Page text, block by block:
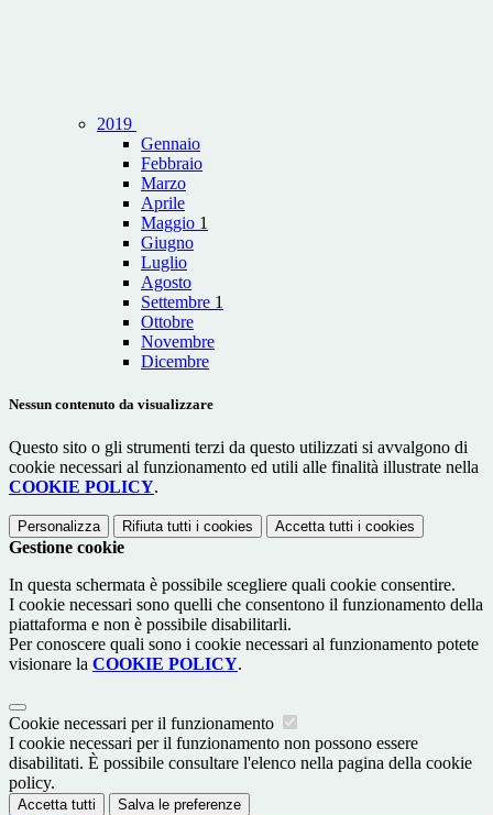
2019
Gennaio
Febbraio
Marzo
Aprile
Maggio 1
Giugno
Luglio
Agosto
Settembre 1
Ottobre
Novembre
Dicembre
Nessun contenuto da visualizzare
Questo sito o gli strumenti terzi da questo utilizzati si avvalgono di
cookie necessari al funzionamento ed utili alle finalità illustrate nella
COOKIE POLICY.
Personalizza Rifiuta tutti i cookies Accetta tutti i cookies
Gestione cookie
In questa schermata è possibile scegliere quali cookie consentire.
I cookie necessari sono quelli che consentono il funzionamento della
piattaforma e non è possibile disabilitarli.
Per conoscere quali sono i cookie necessari al funzionamento potete
visionare la COOKIE POLICY.
Cookie necessari per il funzionamento
I cookie necessari per il funzionamento non possono essere
disabilitati. È possibile consultare l'elenco nella pagina della cookie
policy.
Accetta tutti Salva le preferenze